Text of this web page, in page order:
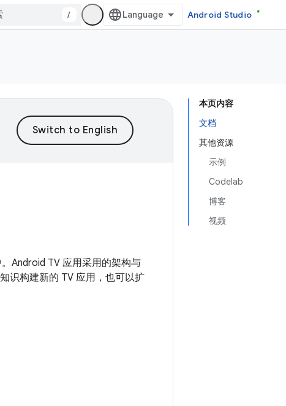
/ Android Studio
本页内容
文档
其他资源
示例
Codelab
博客
视频
Android TV 应用采用的架构与
识构建新的 TV 应用，也可以扩